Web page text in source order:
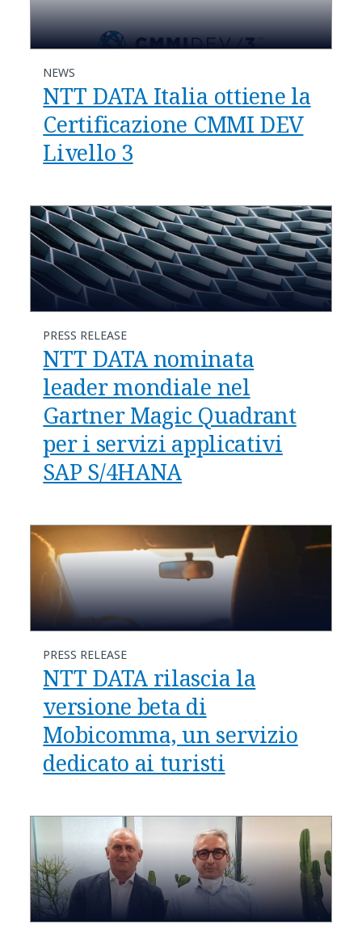
NEWS
NTT DATA Italia ottiene la
Certificazione CMMI DEV
Livello 3
PRESS RELEASE
NTT DATA nominata
leader mondiale nel
Gartner Magic Quadrant
per i servizi applicativi
SAP S/4HANA
PRESS RELEASE
NTT DATA rilascia la
versione beta di
Mobicomma, un servizio
dedicato ai turisti